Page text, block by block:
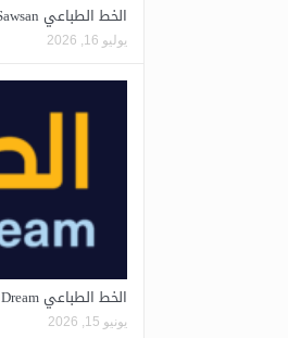
الخط الطباعي HS Sawsan
يوليو 16, 2026
الخط الطباعي HS Dream
يونيو 15, 2026